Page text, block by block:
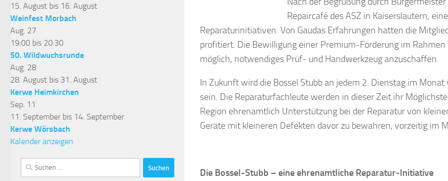
Repaircafé des ASZ in Kaiserslautern,
Reparaturinitiativen. Von Gaudas Erfahrungen hatten die
profitiert. Die Bewilligung einer Premium-Förderung im
möglich, notwendiges Prüf- und Handwerkzeug anzuschaffen.
In Zukunft wird die Bossel Stubb an jedem 2. Dienstag im
sein. Die Reparaturfachleute werden in dieser Zeit ihr
Region ehrenamtlich Unterstützung bei der Reparatur von
Geräte mit kleineren Defekten davor zu bewahren, vorzeitig im
Die Bossel-Stubb – eine ehrenamtliche Reparatur-Initiative
15. August bis 16. August
Weinfest Morbach
Aug. 27
19:00 bis 20:30
50. Wildwuchsrunde
Aug. 28
28. August bis 31. August
Kerwe Heimkirchen
Sep. 11
11. September bis 14. September
Kerwe Wörsbach
Kalender anzeigen
Suchen
nach: